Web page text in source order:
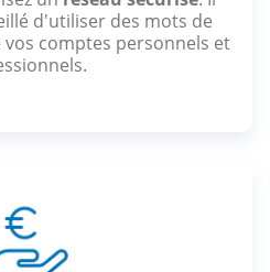
d'utiliser des mots de
comptes personnels et